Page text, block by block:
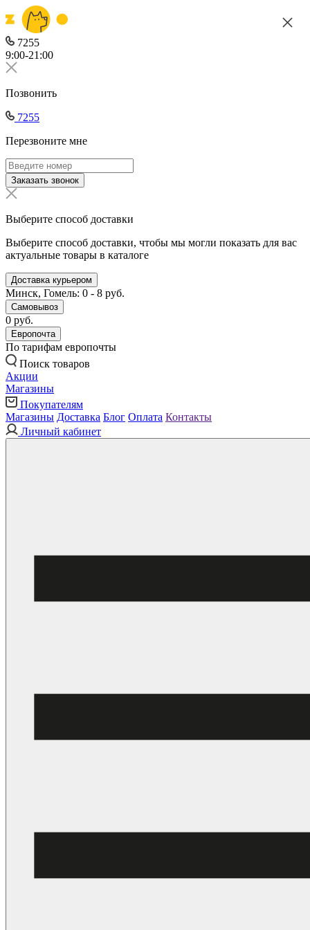
7255
9:00-21:00
Позвонить
7255
Перезвоните мне
Заказать звонок
Выберите способ доставки
Выберите способ доставки, чтобы мы могли показать для вас
актуальные товары в каталоге
Доставка курьером
Минск, Гомель: 0 - 8 руб.
Самовывоз
0 руб.
Европочта
По тарифам европочты
Поиск товаров
Акции
Магазины
Покупателям
Магазины Доставка Блог Оплата Контакты
Личный кабинет